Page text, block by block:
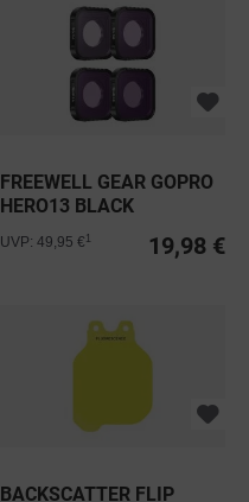
FREEWELL GEAR GOPRO
HERO13 BLACK
FILTERS...
19,98 €
UVP: 49,95 €
BACKSCATTER FLIP